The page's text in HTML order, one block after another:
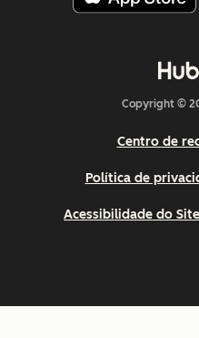
Copyright ©
Centro de
Política de
Acessibilidade do Site